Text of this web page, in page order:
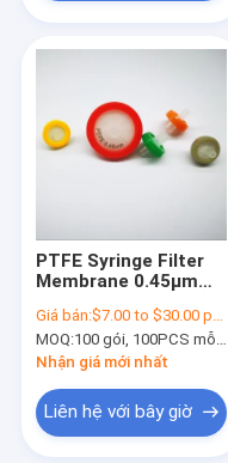
Video
Tham quan nhà máy
Liên hệ chúng tôi
Yêu cầu báo giá
PTFE Syringe Filter
Membrane 0.45μm
chân lông Phương
pháp thông gió khí
Giá bán:$7.00 to $30.00 per pack
MOQ:100 gói, 100PCS mỗi gói
Nhận giá mới nhất
Liên hệ với bây giờ